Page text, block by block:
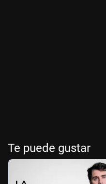
Te puede gustar